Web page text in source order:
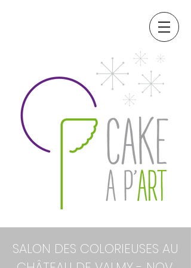
SALON DES COLORIEUSES AU